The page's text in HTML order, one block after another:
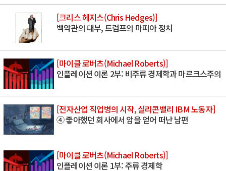
[크리스 헤지스(Chris Hedges)]
백악관의 대부, 트럼프의 마피아 정치
[마이클 로버츠(Michael Roberts)]
인플레이션 이론 2부: 비주류 경제학과 마르크스주의
[전자산업 직업병의 시작, 실리콘밸리 IBM 노동자]
④ 좋아했던 회사에서 암을 얻어 떠난 남편
[마이클 로버츠(Michael Roberts)]
인플레이션 이론 1부: 주류 경제학